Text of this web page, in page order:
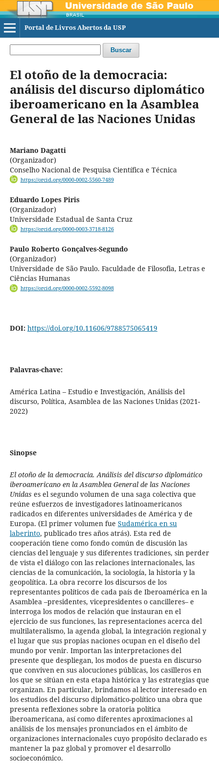
Portal de Livros Abertos da USP
Buscar
El otoño de la democracia:
análisis del discurso diplomático
iberoamericano en la Asamblea
General de las Naciones Unidas
Mariano Dagatti
(Organizador)
Conselho Nacional de Pesquisa Científica e Técnica
https://orcid.org/0000-0002-5560-7489
Eduardo Lopes Piris
(Organizador)
Universidade Estadual de Santa Cruz
https://orcid.org/0000-0003-3718-8126
Paulo Roberto Gonçalves-Segundo
(Organizador)
Universidade de São Paulo. Faculdade de Filosofia, Letras e
Ciências Humanas
https://orcid.org/0000-0002-5592-8098
DOI: https://doi.org/10.11606/9788575065419
Palavras-chave:
América Latina – Estudio e Investigación, Análisis del
discurso, Política, Asamblea de las Naciones Unidas (2021-
2022)
Sinopse
El otoño de la democracia. Análisis del discurso diplomático
iberoamericano en la Asamblea General de las Naciones
Unidas es el segundo volumen de una saga colectiva que
reúne esfuerzos de investigadores latinoamericanos
radicados en diferentes universidades de América y de
Europa. (El primer volumen fue Sudamérica en su
laberinto, publicado tres años atrás). Esta red de
cooperación tiene como fondo común de discusión las
ciencias del lenguaje y sus diferentes tradiciones, sin perder
de vista el diálogo con las relaciones internacionales, las
ciencias de la comunicación, la sociología, la historia y la
geopolítica. La obra recorre los discursos de los
representantes políticos de cada país de Iberoamérica en la
Asamblea –presidentes, vicepresidentes o cancilleres– e
interroga los modos de relación que instauran en el
ejercicio de sus funciones, las representaciones acerca del
multilateralismo, la agenda global, la integración regional y
el lugar que sus propias naciones ocupan en el diseño del
mundo por venir. Importan las interpretaciones del
presente que despliegan, los modos de puesta en discurso
que conviven en sus alocuciones públicas, los casilleros en
los que se sitúan en esta etapa histórica y las estrategias que
organizan. En particular, brindamos al lector interesado en
los estudios del discurso diplomático-político una obra que
presenta reflexiones sobre la oratoria política
iberoamericana, así como diferentes aproximaciones al
análisis de los mensajes pronunciados en el ámbito de
organizaciones internacionales cuyo propósito declarado es
mantener la paz global y promover el desarrollo
socioeconómico.